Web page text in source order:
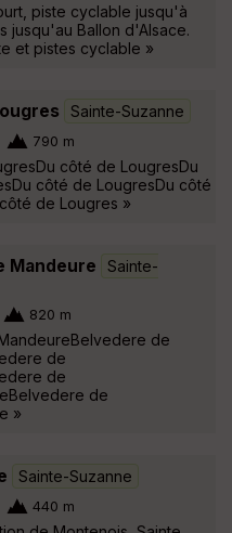
piste cyclable jusqu'à
jusqu'au Ballon d'Alsace.
et pistes cyclable »
Sainte-Suzanne
790 m
côté de LougresDu
côté de LougresDu côté
de Lougres »
Mandeure
Sainte-
820 m
de
de
de
de
»
Sainte-Suzanne
440 m